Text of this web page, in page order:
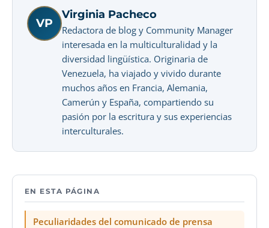
VP
Virginia Pacheco
Redactora de blog y Community Manager
interesada en la multiculturalidad y la
diversidad lingüística. Originaria de
Venezuela, ha viajado y vivido durante
muchos años en Francia, Alemania,
Camerún y España, compartiendo su
pasión por la escritura y sus experiencias
interculturales.
EN ESTA PÁGINA
Peculiaridades del comunicado de prensa